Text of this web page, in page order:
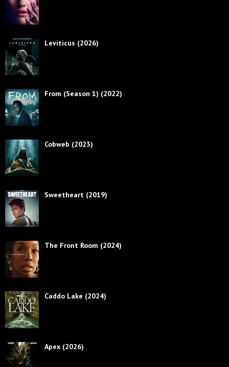
Leviticus (2026)
From (Season 1) (2022)
Cobweb (2023)
Sweetheart (2019)
The Front Room (2024)
Caddo Lake (2024)
Apex (2026)